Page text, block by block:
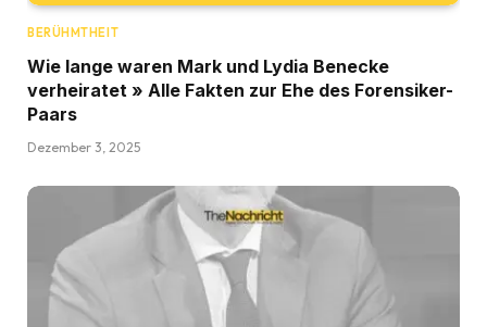
BERÜHMTHEIT
Wie lange waren Mark und Lydia Benecke
verheiratet » Alle Fakten zur Ehe des Forensiker-
Paars
Dezember 3, 2025